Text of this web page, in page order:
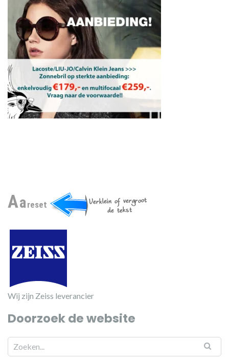
Aareset
Wij zijn Zeiss leverancier
Doorzoek de website